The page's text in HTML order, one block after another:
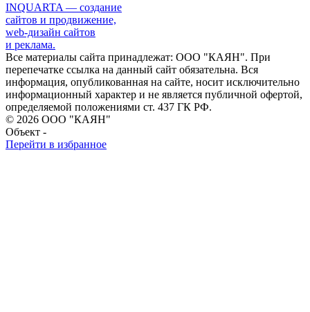
INQUARTA — создание
сайтов и продвижение,
web-дизайн сайтов
и реклама.
Все материалы сайта принадлежат: ООО "КАЯН". При
перепечатке ссылка на данный сайт обязательна. Вся
информация, опубликованная на сайте, носит исключительно
информационный характер и не является публичной офертой,
определяемой положениями ст. 437 ГК РФ.
© 2026 ООО "КАЯН"
Объект -
Перейти в избранное